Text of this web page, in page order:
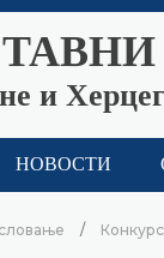
и
НОВОСТИ